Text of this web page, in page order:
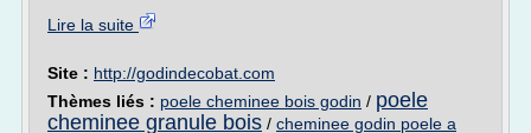
Lire la suite
Site : http://godindecobat.com
Thèmes liés : poele cheminee bois godin / poele
cheminee granule bois / cheminee godin poele a